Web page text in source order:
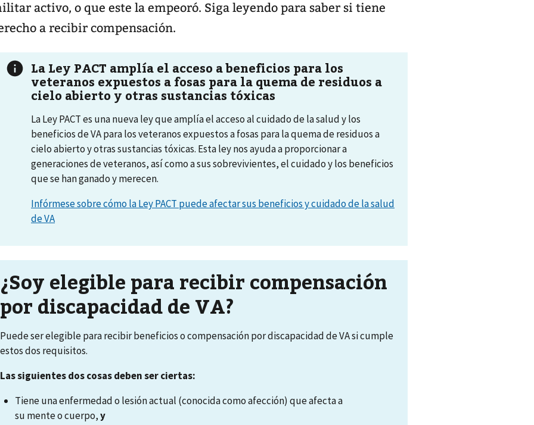
activo, o que este la empeoró. Siga leyendo para saber si tiene
a recibir compensación.
La Ley PACT amplía el acceso a beneficios para los
veteranos expuestos a fosas para la quema de residuos a
cielo abierto y otras sustancias tóxicas
La Ley PACT es una nueva ley que amplía el acceso al cuidado de la salud y los
beneficios de VA para los veteranos expuestos a fosas para la quema de residuos a
cielo abierto y otras sustancias tóxicas. Esta ley nos ayuda a proporcionar a
generaciones de veteranos, así como a sus sobrevivientes, el cuidado y los beneficios
que se han ganado y merecen.
Infórmese sobre cómo la Ley PACT puede afectar sus beneficios y cuidado de la salud
de VA
¿Soy elegible para recibir compensación
por discapacidad de VA?
Puede ser elegible para recibir beneficios o compensación por discapacidad de VA si cumple
estos dos requisitos.
Las siguientes dos cosas deben ser ciertas:
Tiene una enfermedad o lesión actual (conocida como afección) que afecta a
su mente o cuerpo,y